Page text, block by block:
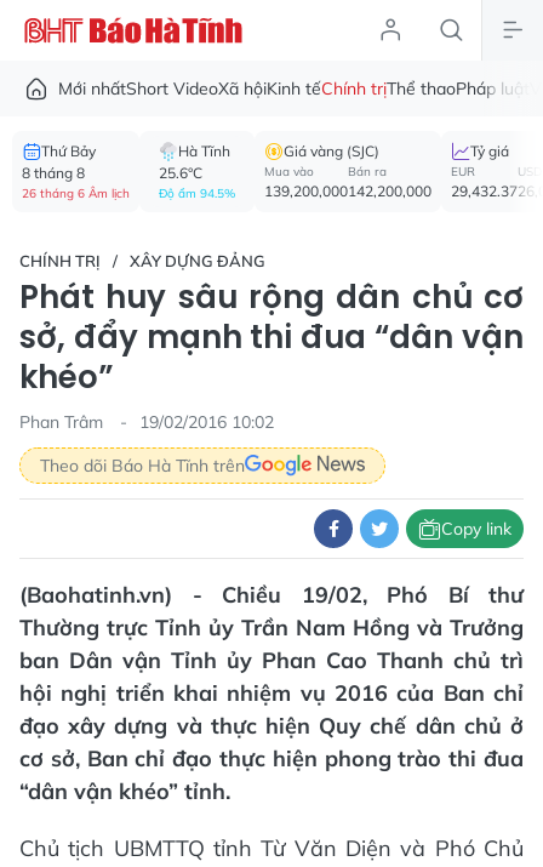
Mới nhấtShort VideoXã hộiKinh tếChính trịThể thaoPháp luật
Thứ Bảy
8 tháng 8
26 tháng 6 Âm lịch
Hà Tĩnh
25.6°C
Độ ẩm 94.5%
Giá vàng (SJC)
Mua vào
139,200,000
Bán ra
142,200,000
Tỷ giá
EUR
29,432.37
USD
CHÍNH TRỊ XÂY DỰNG ĐẢNG
Phát huy sâu rộng dân chủ cơ
sở, đẩy mạnh thi đua “dân vận
khéo”
Phan Trâm
19/02/2016 10:02
Theo dõi Báo Hà Tĩnh trên
Copy link
(Baohatinh.vn) - Chiều 19/02, Phó Bí thư
Thường trực Tỉnh ủy Trần Nam Hồng và Trưởng
ban Dân vận Tỉnh ủy Phan Cao Thanh chủ trì
hội nghị triển khai nhiệm vụ 2016 của Ban chỉ
đạo xây dựng và thực hiện Quy chế dân chủ ở
cơ sở, Ban chỉ đạo thực hiện phong trào thi đua
“dân vận khéo” tỉnh.
Chủ tịch UBMTTQ tỉnh Từ Văn Diện và Phó Chủ